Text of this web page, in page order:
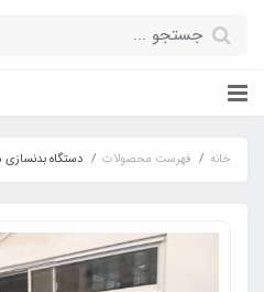
خانه فهرست محصولات دستگاه